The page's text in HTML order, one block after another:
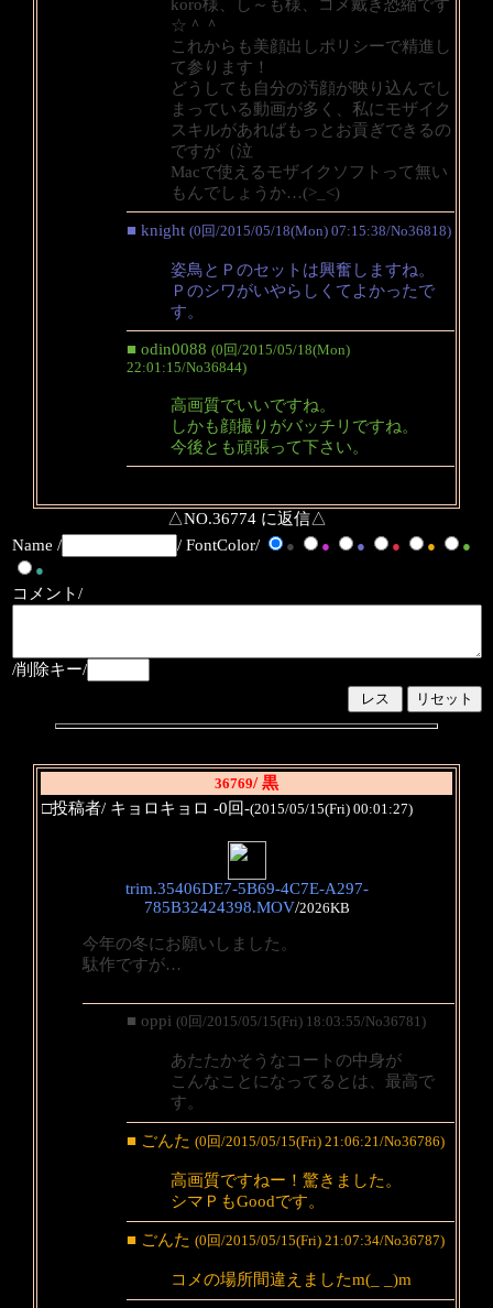
koro様、し～も様、コメ戴き恐縮です
☆＾＾
これからも美顔出しポリシーで精進し
て参ります！
どうしても自分の汚顔が映り込んでし
まっている動画が多く、私にモザイク
スキルがあればもっとお貢ぎできるの
ですが（泣
Macで使えるモザイクソフトって無い
もんでしょうか…(>_<)
■ knight (0回/2015/05/18(Mon) 07:15:38/No36818)
姿鳥とＰのセットは興奮しますね。
Ｐのシワがいやらしくてよかったで
す。
■ odin0088 (0回/2015/05/18(Mon)
22:01:15/No36844)
高画質でいいですね。
しかも顔撮りがバッチリですね。
今後とも頑張って下さい。
△NO.36774 に返信△
Name /
/ FontColor/ ● ● ● ● ●
●
●
コメント/
/削除キー/
36769/ 黒
□投稿者/ キョロキョロ -0回-(2015/05/15(Fri) 00:01:27)
trim.35406DE7-5B69-4C7E-A297-
785B32424398.MOV/2026KB
今年の冬にお願いしました。
駄作ですが…
■ oppi (0回/2015/05/15(Fri) 18:03:55/No36781)
あたたかそうなコートの中身が
こんなことになってるとは、最高で
す。
■ ごんた (0回/2015/05/15(Fri) 21:06:21/No36786)
高画質ですねー！驚きました。
シマＰもGoodです。
■ ごんた (0回/2015/05/15(Fri) 21:07:34/No36787)
コメの場所間違えましたm(_ _)m